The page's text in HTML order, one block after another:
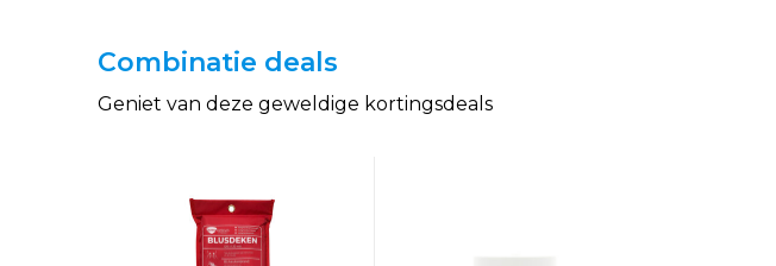
Combinatie deals
Geniet van deze geweldige kortingsdeals